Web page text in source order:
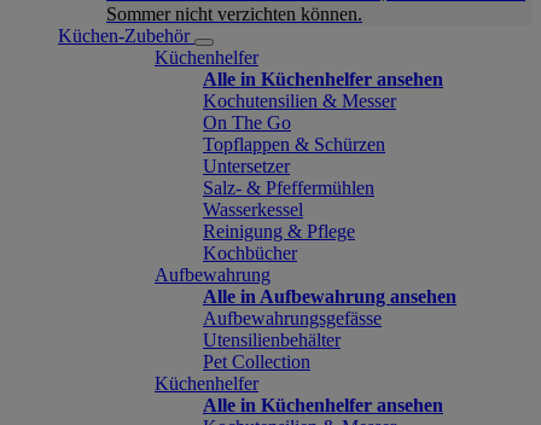
Sommer nicht verzichten können.
Küchen-Zubehör
Küchenhelfer
Alle in Küchenhelfer ansehen
Kochutensilien & Messer
On The Go
Topflappen & Schürzen
Untersetzer
Salz- & Pfeffermühlen
Wasserkessel
Reinigung & Pflege
Kochbücher
Aufbewahrung
Alle in Aufbewahrung ansehen
Aufbewahrungsgefässe
Utensilienbehälter
Pet Collection
Küchenhelfer
Alle in Küchenhelfer ansehen